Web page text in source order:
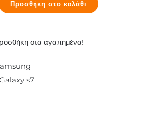
Προσθήκη στο καλάθι
στα αγαπημένα!
s7